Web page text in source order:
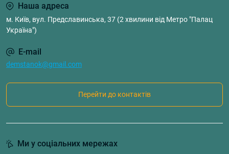
Наша адреса
м. Київ, вул. Предславинська, 37 (2 хвилини від Метро "Палац
Україна")
E-mail
demstanok@gmail.com
Перейти до контактів
Ми у соціальних мережах